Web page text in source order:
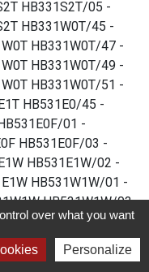
over what you want
Personalize